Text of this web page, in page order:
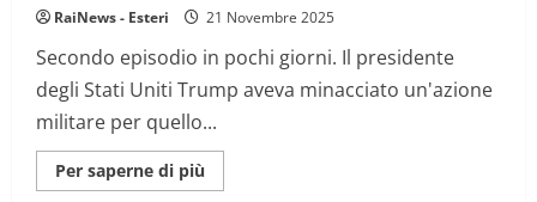
RaiNews - Esteri 21 Novembre 2025
Secondo episodio in pochi giorni. Il presidente
degli Stati Uniti Trump aveva minacciato un'azione
militare per quello...
Per saperne di più
informazioni